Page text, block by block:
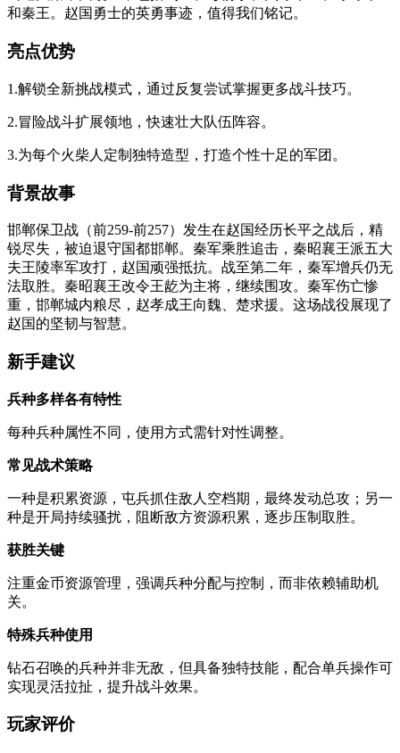
和秦王。赵国勇士的英勇事迹，值得我们铭记。
亮点优势
1.解锁全新挑战模式，通过反复尝试掌握更多战斗技巧。
2.冒险战斗扩展领地，快速壮大队伍阵容。
3.为每个火柴人定制独特造型，打造个性十足的军团。
背景故事
邯郸保卫战（前259-前257）发生在赵国经历长平之战后，精
锐尽失，被迫退守国都邯郸。秦军乘胜追击，秦昭襄王派五大
夫王陵率军攻打，赵国顽强抵抗。战至第二年，秦军增兵仍无
法取胜。秦昭襄王改令王龁为主将，继续围攻。秦军伤亡惨
重，邯郸城内粮尽，赵孝成王向魏、楚求援。这场战役展现了
赵国的坚韧与智慧。
新手建议
兵种多样各有特性
每种兵种属性不同，使用方式需针对性调整。
常见战术策略
一种是积累资源，屯兵抓住敌人空档期，最终发动总攻；另一
种是开局持续骚扰，阻断敌方资源积累，逐步压制取胜。
获胜关键
注重金币资源管理，强调兵种分配与控制，而非依赖辅助机
关。
特殊兵种使用
钻石召唤的兵种并非无敌，但具备独特技能，配合单兵操作可
实现灵活拉扯，提升战斗效果。
玩家评价